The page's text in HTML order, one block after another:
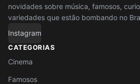
novidades sobre música, famosos,
variedades que estão bombando no
Instagram
CATEGORIAS
Cinema
Famosos